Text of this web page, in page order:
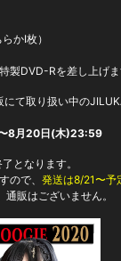
かⅠ枚）
製DVD-Rを差し上げ
て取り扱い中の
8月20日(木)23:59
となります。
ので、 発送は8/21〜予
販はございません。